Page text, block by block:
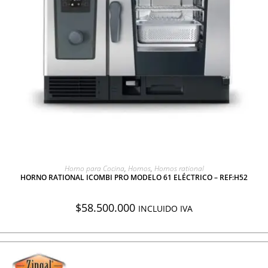
AGREGAR A COTIZACIÓN
Horno para Cocina, Hornos, Hornos rational
HORNO RATIONAL ICOMBI PRO MODELO 61 ELÉCTRICO – REF:H52
$58.500.000 INCLUIDO IVA